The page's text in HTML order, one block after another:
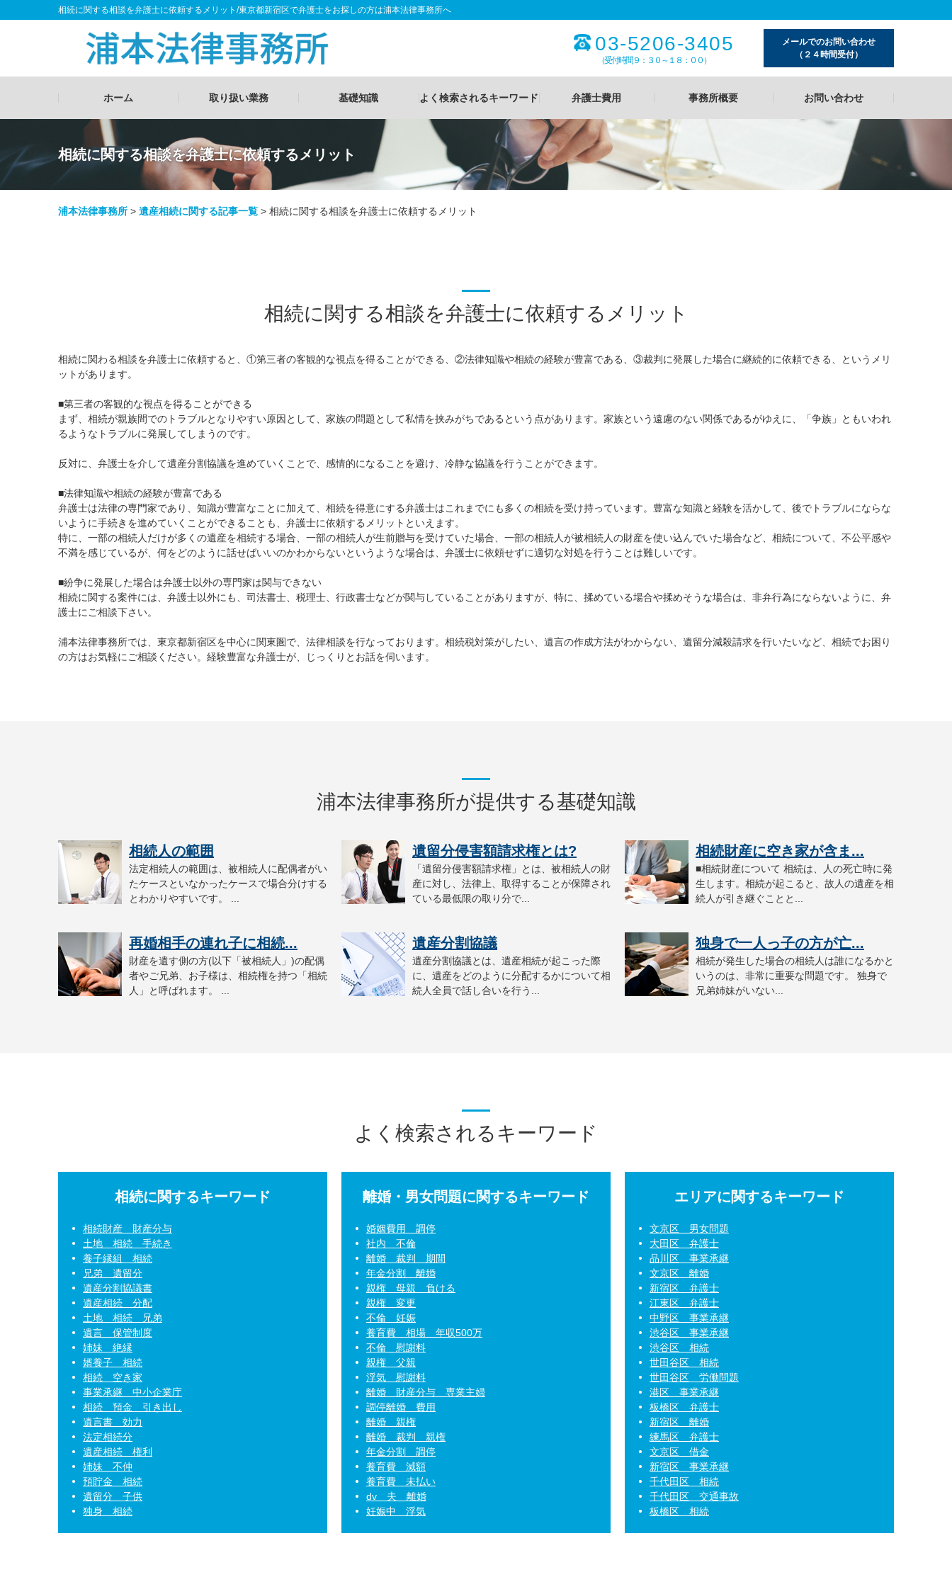
相続に関する相談を弁護士に依頼するメリット/東京都新宿区で弁護士をお探しの方は浦本法律事務所へ
03-5206-3405
（受付時間９：３０～１８：００）
メールでのお問い合わせ
（２４時間受付）
ホーム 取り扱い業務 基礎知識 よく検索されるキーワード 弁護士費用 事務所概要 お問い合わせ
相続に関する相談を弁護士に依頼するメリット
浦本法律事務所 > 遺産相続に関する記事一覧 > 相続に関する相談を弁護士に依頼するメリット
相続に関する相談を弁護士に依頼するメリット
相続に関わる相談を弁護士に依頼すると、①第三者の客観的な視点を得ることができる、②法律知識や相続の経験が豊富である、③裁判に発展した場合に継続的に依頼できる、というメリ
ットがあります。
■第三者の客観的な視点を得ることができる
まず、相続が親族間でのトラブルとなりやすい原因として、家族の問題として私情を挟みがちであるという点があります。家族という遠慮のない関係であるがゆえに、「争族」ともいわれ
るようなトラブルに発展してしまうのです。
反対に、弁護士を介して遺産分割協議を進めていくことで、感情的になることを避け、冷静な協議を行うことができます。
■法律知識や相続の経験が豊富である
弁護士は法律の専門家であり、知識が豊富なことに加えて、相続を得意にする弁護士はこれまでにも多くの相続を受け持っています。豊富な知識と経験を活かして、後でトラブルにならな
いように手続きを進めていくことができることも、弁護士に依頼するメリットといえます。
特に、一部の相続人だけが多くの遺産を相続する場合、一部の相続人が生前贈与を受けていた場合、一部の相続人が被相続人の財産を使い込んでいた場合など、相続について、不公平感や
不満を感じているが、何をどのように話せばいいのかわからないというような場合は、弁護士に依頼せずに適切な対処を行うことは難しいです。
■紛争に発展した場合は弁護士以外の専門家は関与できない
相続に関する案件には、弁護士以外にも、司法書士、税理士、行政書士などが関与していることがありますが、特に、揉めている場合や揉めそうな場合は、非弁行為にならないように、弁
護士にご相談下さい。
浦本法律事務所では、東京都新宿区を中心に関東圏で、法律相談を行なっております。相続税対策がしたい、遺言の作成方法がわからない、遺留分減殺請求を行いたいなど、相続でお困り
の方はお気軽にご相談ください。経験豊富な弁護士が、じっくりとお話を伺います。
浦本法律事務所が提供する基礎知識
相続人の範囲
法定相続人の範囲は、被相続人に配偶者がい
たケースといなかったケースで場合分けする
とわかりやすいです。 ...
遺留分侵害額請求権とは?
「遺留分侵害額請求権」とは、被相続人の財
産に対し、法律上、取得することが保障され
ている最低限の取り分で...
相続財産に空き家が含ま...
■相続財産について 相続は、人の死亡時に発
生します。相続が起こると、故人の遺産を相
続人が引き継ぐことと...
再婚相手の連れ子に相続...
財産を遺す側の方(以下「被相続人」)の配偶
者やご兄弟、お子様は、相続権を持つ「相続
人」と呼ばれます。 ...
遺産分割協議
遺産分割協議とは、遺産相続が起こった際
に、遺産をどのように分配するかについて相
続人全員で話し合いを行う...
独身で一人っ子の方が亡...
相続が発生した場合の相続人は誰になるかと
いうのは、非常に重要な問題です。 独身で
兄弟姉妹がいない...
よく検索されるキーワード
相続に関するキーワード
相続財産 財産分与
土地 相続 手続き
養子縁組 相続
兄弟 遺留分
遺産分割協議書
遺産相続 分配
土地 相続 兄弟
遺言 保管制度
姉妹 絶縁
婿養子 相続
相続 空き家
事業承継 中小企業庁
相続 預金 引き出し
遺言書 効力
法定相続分
遺産相続 権利
姉妹 不仲
預貯金 相続
遺留分 子供
独身 相続
離婚・男女問題に関するキーワード
婚姻費用 調停
社内 不倫
離婚 裁判 期間
年金分割 離婚
親権 母親 負ける
親権 変更
不倫 妊娠
養育費 相場 年収500万
不倫 慰謝料
親権 父親
浮気 慰謝料
離婚 財産分与 専業主婦
調停離婚 費用
離婚 親権
離婚 裁判 親権
年金分割 調停
養育費 減額
養育費 未払い
dv 夫 離婚
妊娠中 浮気
エリアに関するキーワード
文京区 男女問題
大田区 弁護士
品川区 事業承継
文京区 離婚
新宿区 弁護士
江東区 弁護士
中野区 事業承継
渋谷区 事業承継
渋谷区 相続
世田谷区 相続
世田谷区 労働問題
港区 事業承継
板橋区 弁護士
新宿区 離婚
練馬区 弁護士
文京区 借金
新宿区 事業承継
千代田区 相続
千代田区 交通事故
板橋区 相続